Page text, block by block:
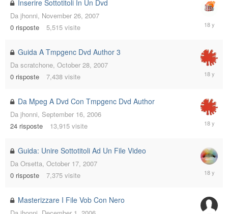
Inserire Sottotitoli In Un Dvd
Da jhonni, November 26, 2007
0 risposte 5,515 visite
26,
Guida A Tmpgenc Dvd Author 3
Da scratchone, October 28, 2007
0 risposte 7,438 visite
October
28,
Da Mpeg A Dvd Con Tmpgenc Dvd Author
Da jhonni, September 16, 2006
24 risposte 13,915 visite
October
23,
Guida: Unire Sottotitoli Ad Un File Video
Da Orsetta, October 17, 2007
0 risposte 7,375 visite
October
17,
Masterizzare I File Vob Con Nero